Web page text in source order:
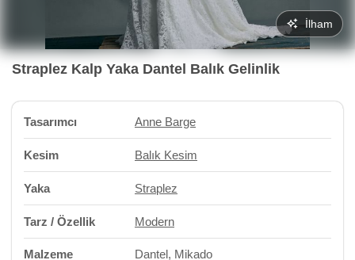
İlham
Straplez Kalp Yaka Dantel Balık Gelinlik
Tasarımcı Anne Barge
Kesim Balık Kesim
Yaka Straplez
Tarz / Özellik Modern
Malzeme Dantel, Mikado